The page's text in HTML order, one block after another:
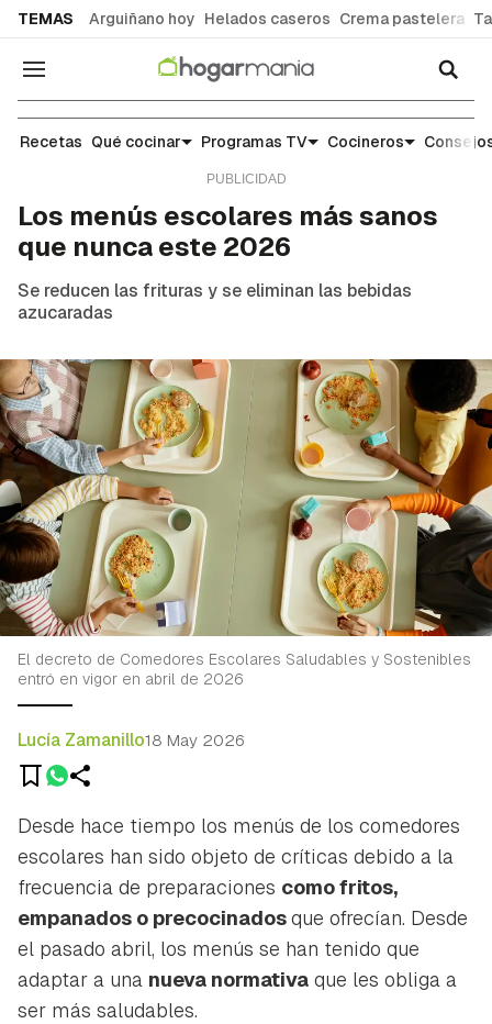
TEMAS Arguiñano hoy Helados caseros Crema pastelera
Navegación
Noticias y tendencias gastronómicas
Recetas Qué cocinar Programas TV Cocineros
Los menús escolares más sanos
que nunca este 2026
Se reducen las frituras y se eliminan las bebidas
azucaradas
El decreto de Comedores Escolares Saludables y Sostenibles
entró en vigor en abril de 2026
Lucía Zamanillo18 May 2026
Desde hace tiempo los menús de los comedores
escolares han sido objeto de críticas debido a la
frecuencia de preparaciones como fritos,
empanados o precocinadosque ofrecían. Desde
el pasado abril, los menús se han tenido que
adaptar a una nueva normativa que les obliga a
ser más saludables.